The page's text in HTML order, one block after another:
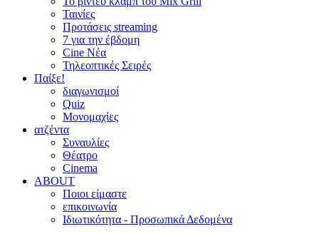
Ταινίες
Προτάσεις streaming
7 για την έβδομη
Cine Νέα
Τηλεοπτικές Σειρές
Παίξε!
διαγωνισμοί
Quiz
Μονομαχίες
ατζέντα
Συναυλίες
Θέατρο
Cinema
ABOUT
Ποιοι είμαστε
επικοινωνία
Ιδιωτικότητα - Προσωπικά Δεδομένα